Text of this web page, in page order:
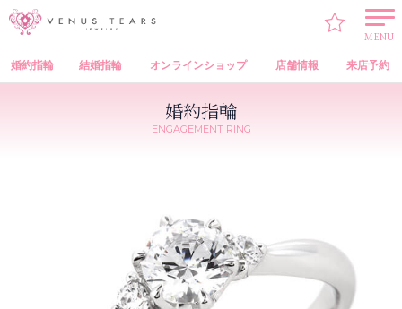
MENU
婚約指輪 結婚指輪 オンラインショップ 店舗情報 来店予約
VENUS TEARS > P737-05
婚約指輪
ENGAGEMENT RING